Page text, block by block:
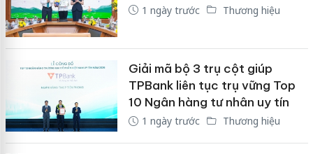
1 ngày trước Thương hiệu
Giải mã bộ 3 trụ cột giúp
TPBank liên tục trụ vững Top
10 Ngân hàng tư nhân uy tín
1 ngày trước Thương hiệu